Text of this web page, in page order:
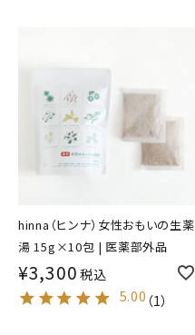
hinna（ヒンナ）女性おもいの生薬
湯 15g×10包 | 医薬部外品
¥3,300 税込
5.00 （1）